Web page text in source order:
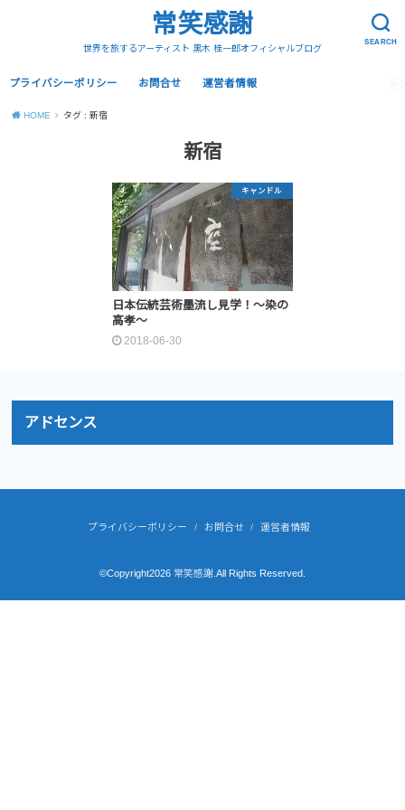
SEARCH
常笑感謝
世界を旅するアーティスト 黒木 桂一郎オフィシャルブログ
プライバシーポリシー お問合せ 運営者情報
HOME タグ : 新宿
新宿
キャンドル
日本伝統芸術墨流し見学！〜染の
高孝〜
2018-06-30
アドセンス
プライバシーポリシー お問合せ 運営者情報
©Copyright2026 常笑感謝.All Rights Reserved.